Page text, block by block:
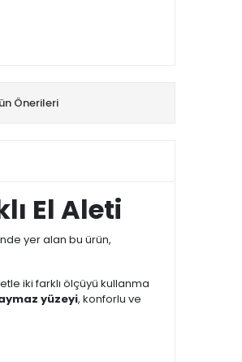
Önerileri
El Aleti
yer alan bu ürün,
iki farklı ölçüyü kullanma
yüzeyi, konforlu ve